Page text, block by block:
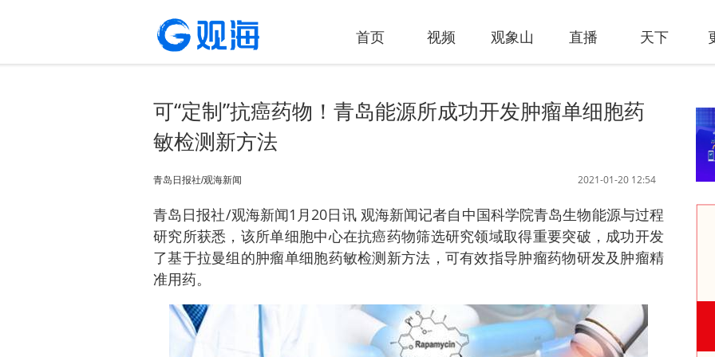
首页 视频 观象山 直播 天下
可“定制”抗癌药物！青岛能源所成功开发肿瘤单细胞药
敏检测新方法
2021-01-20 12:54
​青岛日报社/观海新闻
青岛日报社/观海新闻1月20日讯 观海新闻记者自中国科学院青岛生物能源与过程
研究所获悉，该所单细胞中心在抗癌药物筛选研究领域取得重要突破，成功开发
了基于拉曼组的肿瘤单细胞药敏检测新方法，可有效指导肿瘤药物研发及肿瘤精
准用药。